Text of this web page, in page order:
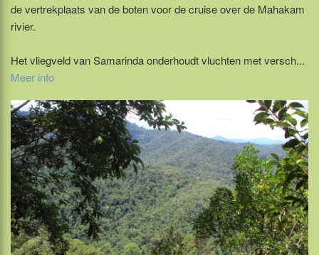
de vertrekplaats van de boten voor de cruise over de Mahakam
rivier.
Het vliegveld van Samarinda onderhoudt vluchten met versch...
Meer info